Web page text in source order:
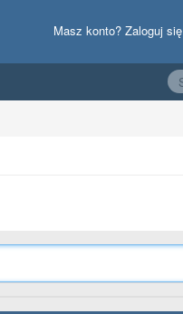
Masz konto? Zaloguj się